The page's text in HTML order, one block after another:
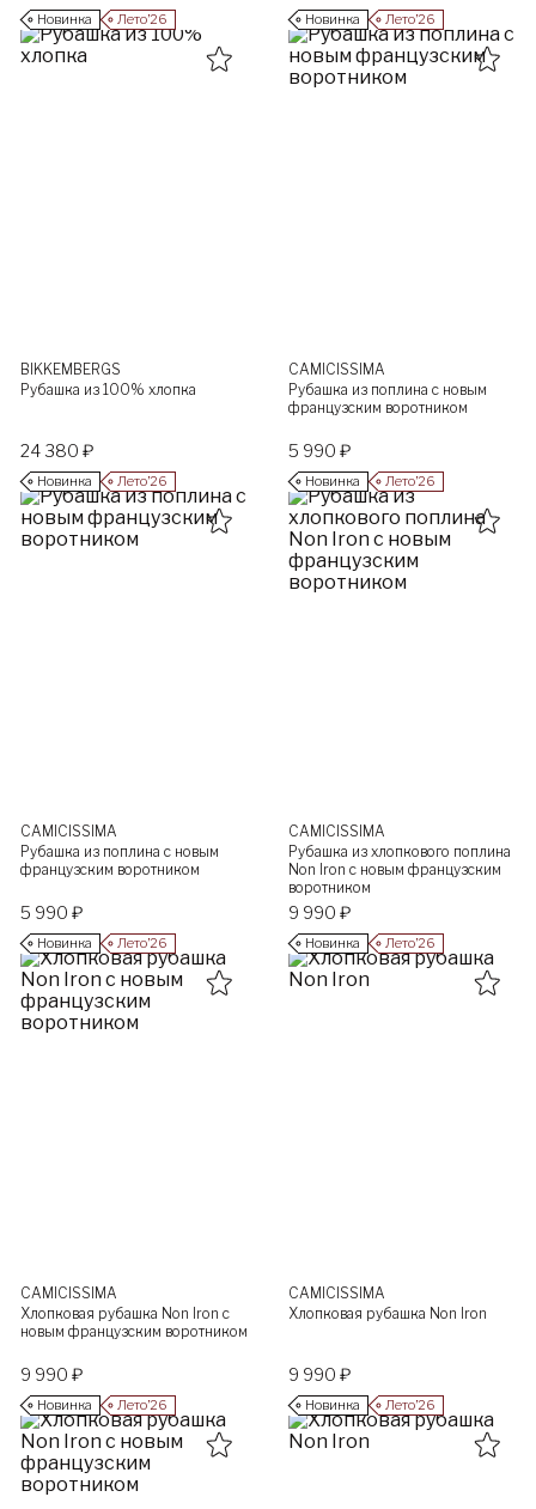
Новинка Лето’26 Новинка Лето’26
BIKKEMBERGS
Рубашка из 100% хлопка
24 380 ₽
Новинка Лето’26
CAMICISSIMA
Рубашка из поплина с новым
французским воротником
5 990 ₽
Новинка Лето’26
CAMICISSIMA
Рубашка из поплина с новым
французским воротником
5 990 ₽
Новинка Лето’26
CAMICISSIMA
Рубашка из хлопкового поплина
Non Iron с новым французским
воротником
9 990 ₽
Новинка Лето’26
CAMICISSIMA
Хлопковая рубашка Non Iron с
новым французским воротником
9 990 ₽
Новинка Лето’26
CAMICISSIMA
Хлопковая рубашка Non Iron
9 990 ₽
Новинка Лето’26